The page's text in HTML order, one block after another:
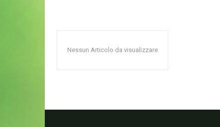
Nessun Articolo da visualizzare